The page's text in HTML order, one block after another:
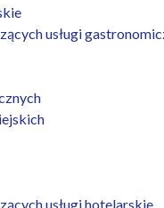
usługi
usługi hotelarskie